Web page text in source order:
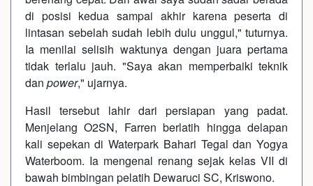
di posisi kedua sampai akhir karena peserta di
lintasan sebelah sudah lebih dulu unggul," tuturnya.
Ia menilai selisih waktunya dengan juara pertama
tidak terlalu jauh. "Saya akan memperbaiki teknik
dan power," ujarnya.
Hasil tersebut lahir dari persiapan yang padat.
Menjelang O2SN, Farren berlatih hingga delapan
kali sepekan di Waterpark Bahari Tegal dan Yogya
Waterboom. Ia mengenal renang sejak kelas VII di
bawah bimbingan pelatih Dewaruci SC, Kriswono.